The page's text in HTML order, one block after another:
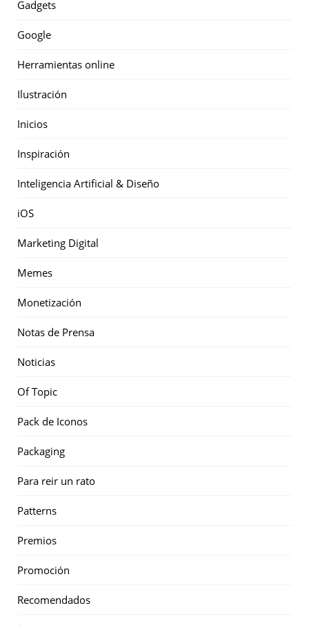
Gadgets
Google
Herramientas online
Ilustración
Inicios
Inspiración
Inteligencia Artificial & Diseño
iOS
Marketing Digital
Memes
Monetización
Notas de Prensa
Noticias
Of Topic
Pack de Iconos
Packaging
Para reir un rato
Patterns
Premios
Promoción
Recomendados